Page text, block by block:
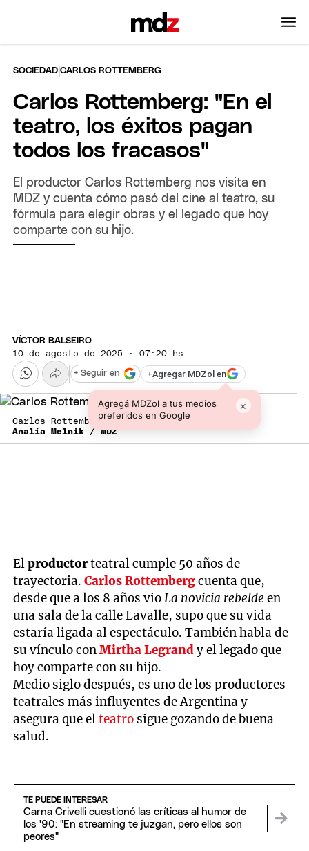
SOCIEDAD |CARLOS ROTTEMBERG
Carlos Rottemberg: "En el
teatro, los éxitos pagan
todos los fracasos"
El productor Carlos Rottemberg nos visita en
MDZ y cuenta cómo pasó del cine al teatro, su
fórmula para elegir obras y el legado que hoy
comparte con su hijo.
VÍCTOR BALSEIRO
10 de agosto de 2025 · 07:20 hs
+Agregar MDZol en
Agregá MDZol a tus medios
preferidos en Google
×
+ Seguir en
Carlos Rottemberg, productor teatral.
Analía Melnik / MDZ
Elproductorteatral cumple 50 años de
trayectoria.Carlos Rottembergcuenta que,
desde que a los 8 años vioLa novicia rebeldeen
una sala de la calle Lavalle, supo que su vida
estaría ligada al espectáculo. También habla de
su vínculo conMirtha Legrandy el legado que
hoy comparte con su hijo.
Medio siglo después, es uno de los productores
teatrales más influyentes de Argentina y
asegura que elteatro sigue gozando de buena
salud.
TE PUEDE INTERESAR
Carna Crivelli cuestionó las críticas al humor de
los '90: "En streaming te juzgan, pero ellos son
peores"